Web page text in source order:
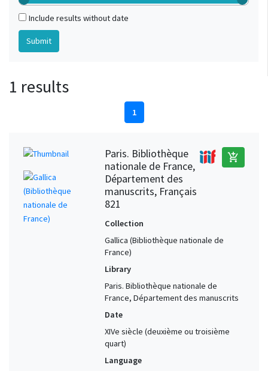
Include results without date
1 results
1
Paris. Bibliothèque
nationale de France,
Département des
manuscrits, Français
821
add_shopping_cart
Collection
Gallica (Bibliothèque nationale de
France)
Library
Paris. Bibliothèque nationale de
France, Département des manuscrits
Date
XIVe siècle (deuxième ou troisième
quart)
Language